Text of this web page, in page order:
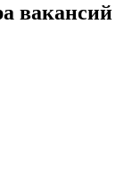
вакансий